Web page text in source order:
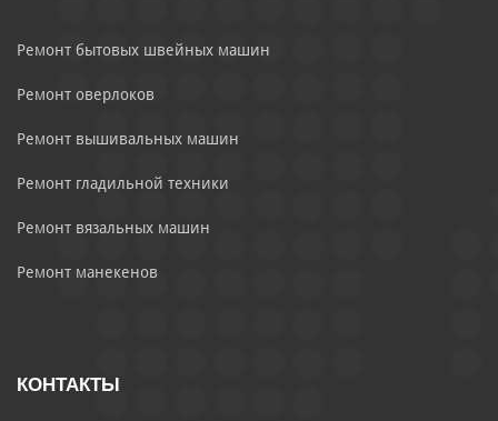
Ремонт бытовых швейных машин
Ремонт оверлоков
Ремонт вышивальных машин
Ремонт гладильной техники
Ремонт вязальных машин
Ремонт манекенов
КОНТАКТЫ